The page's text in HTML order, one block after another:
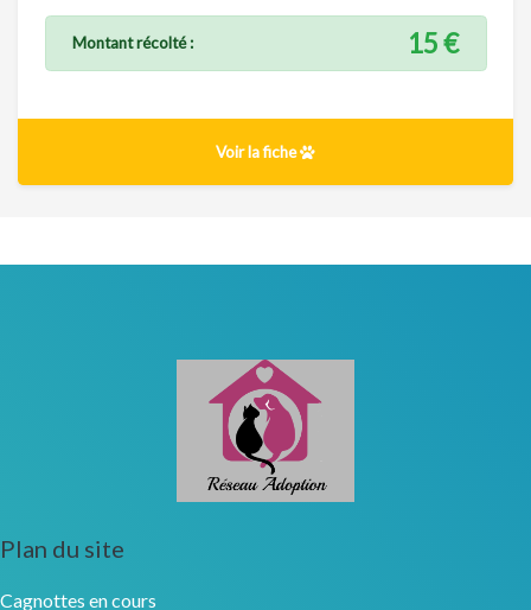
Montant récolté : 15 €
Voir la fiche
Plan du site
Cagnottes en cours